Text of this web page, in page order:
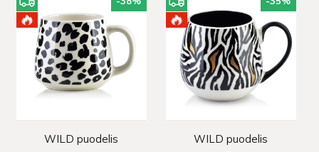
WILD puodelis WILD puodelis